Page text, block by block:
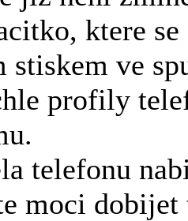
ktere
stiskem ve
profily
telefonu
moci